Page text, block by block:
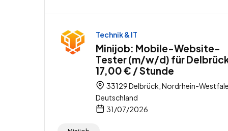
Technik & IT
Minijob: Mobile-Website-
Tester (m/w/d) für
17,00 € / Stunde
33129 Delbrück, Nordrhein-
Deutschland
31/07/2026